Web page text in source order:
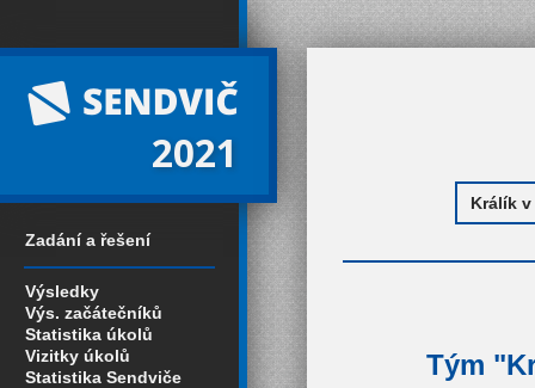
2021
Zadání a řešení
Výsledky
Výs. začátečníků
Statistika úkolů
Vizitky úkolů
Statistika Sendviče
Tým